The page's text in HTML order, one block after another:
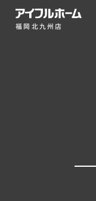
福岡北九州店